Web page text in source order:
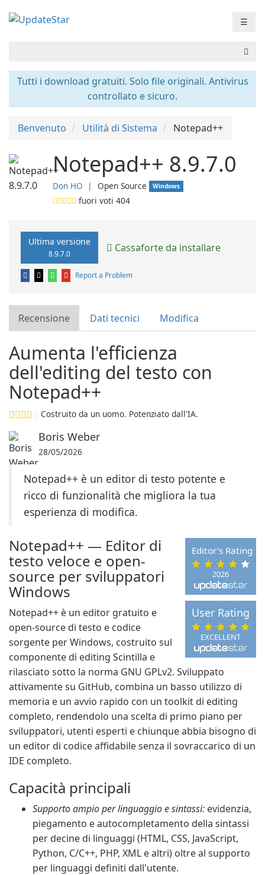
☰
Tutti i download gratuiti. Solo file originali. Antivirus
controllato e sicuro.
Benvenuto Utilità di Sistema Notepad++
Notepad++ 8.9.7.0
Don HO ❘ Open Source Windows
fuori voti 404
Ultima versione
8.9.7.0 Cassaforte da installare
Report a Problem
Recensione Dati tecnici Modifica
Aumenta l'efficienza
dell'editing del testo con
Notepad++
Costruito da un uomo. Potenziato dall'IA.
Boris Weber
28/05/2026
Notepad++ è un editor di testo potente e
ricco di funzionalità che migliora la tua
esperienza di modifica.
2026
Editor's Rating
EXCELLENT
User Rating
Notepad++ — Editor di
testo veloce e open-
source per sviluppatori
Windows
Notepad++ è un editor gratuito e
open-source di testo e codice
sorgente per Windows, costruito sul
componente di editing Scintilla e
rilasciato sotto la norma GNU GPLv2. Sviluppato
attivamente su GitHub, combina un basso utilizzo di
memoria e un avvio rapido con un toolkit di editing
completo, rendendolo una scelta di primo piano per
sviluppatori, utenti esperti e chiunque abbia bisogno di
un editor di codice affidabile senza il sovraccarico di un
IDE completo.
Capacità principali
Supporto ampio per linguaggio e sintassi: evidenzia,
piegamento e autocompletamento della sintassi
per decine di linguaggi (HTML, CSS, JavaScript,
Python, C/C++, PHP, XML e altri) oltre al supporto
per linguaggi definiti dall'utente.